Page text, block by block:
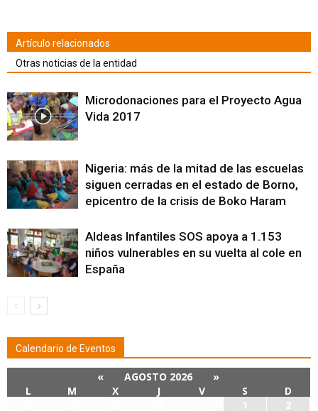
Artículo relacionados
Otras noticias de la entidad
Microdonaciones para el Proyecto Agua
Vida 2017
Nigeria: más de la mitad de las escuelas
siguen cerradas en el estado de Borno,
epicentro de la crisis de Boko Haram
Aldeas Infantiles SOS apoya a 1.153
niños vulnerables en su vuelta al cole en
España
Calendario de Eventos
« AGOSTO 2026
»
L
M X J V S
D
1
2